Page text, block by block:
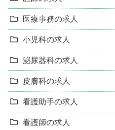
医療事務の求人
小児科の求人
泌尿器科の求人
皮膚科の求人
看護助手の求人
看護師の求人